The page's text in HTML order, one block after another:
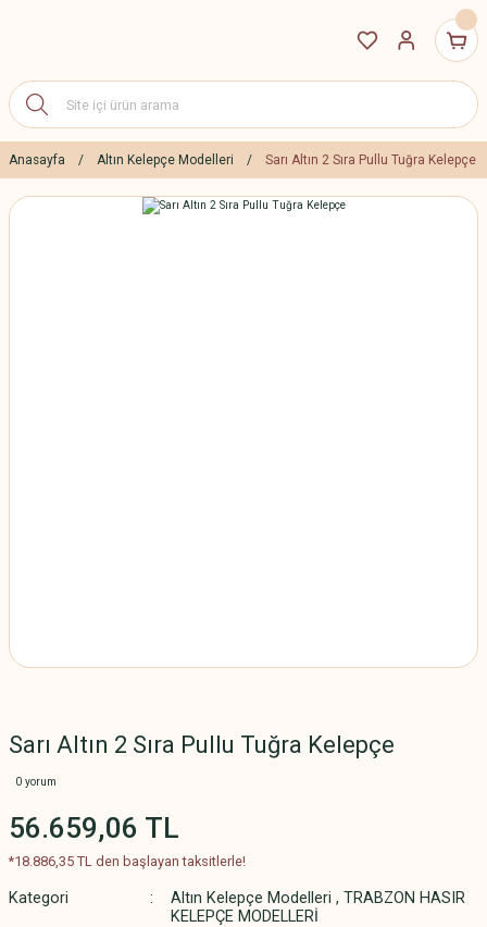
Anasayfa Altın Kelepçe Modelleri Sarı Altın 2 Sıra Pullu Tuğra Kelepçe
Sarı Altın 2 Sıra Pullu Tuğra Kelepçe
0 yorum
56.659,06 TL
*18.886,35 TL den başlayan taksitlerle!
Kategori Altın Kelepçe Modelleri , TRABZON HASIR
KELEPÇE MODELLERİ